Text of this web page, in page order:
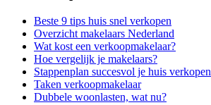
Beste 9 tips huis snel verkopen
Overzicht makelaars Nederland
Wat kost een verkoopmakelaar?
Hoe vergelijk je makelaars?
Stappenplan succesvol je huis verkopen
Taken verkoopmakelaar
Dubbele woonlasten, wat nu?